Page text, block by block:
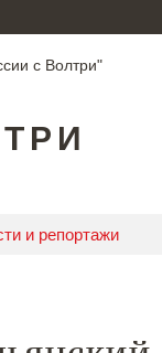
с Волтри"
и репортажи